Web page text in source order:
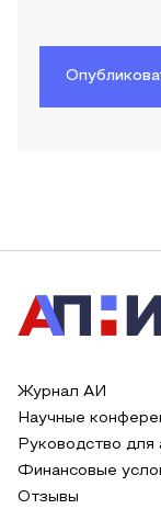
Журнал АИ
Научные
Руководство для
Финансовые
Отзывы